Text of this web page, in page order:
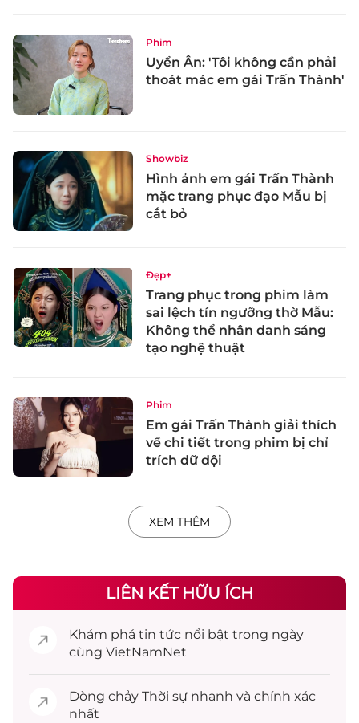
Phim
Uyển Ân: 'Tôi không cần phải
thoát mác em gái Trấn Thành'
Showbiz
Hình ảnh em gái Trấn Thành
mặc trang phục đạo Mẫu bị
cắt bỏ
Đẹp+
Trang phục trong phim làm
sai lệch tín ngưỡng thờ Mẫu:
Không thể nhân danh sáng
tạo nghệ thuật
Phim
Em gái Trấn Thành giải thích
về chi tiết trong phim bị chỉ
trích dữ dội
XEM THÊM
LIÊN KẾT HỮU ÍCH
Khám phá tin tức nổi bật trong ngày
cùng VietNamNet
Dòng chảy Thời sự nhanh và chính xác
nhất